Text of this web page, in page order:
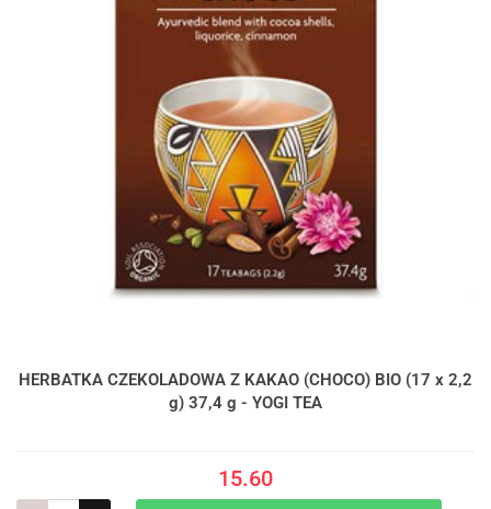
HERBATKA CZEKOLADOWA Z KAKAO (CHOCO) BIO (17 x 2,2
g) 37,4 g - YOGI TEA
15.60